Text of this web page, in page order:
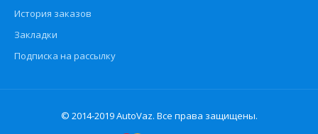
История заказов
Закладки
Подписка на рассылку
© 2014-2019 AutoVaz. Все права защищены.